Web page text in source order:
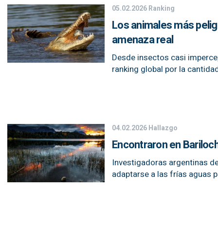
05.02.2026Ranking
Los animales más
amenaza real
Desde insectos casi
ranking global por la
04.02.2026Hallazgo
Encontraron en
Investigadoras argentinas
adaptarse a las frías aguas